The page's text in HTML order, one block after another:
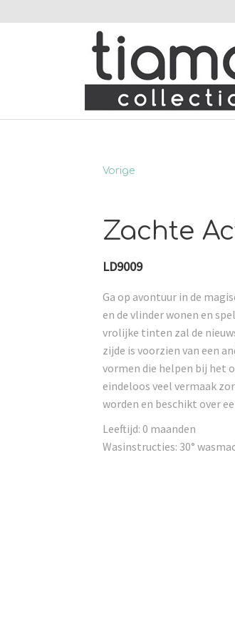
Vorige
Zachte
LD9009
Ga op avontuur in de
en de vlinder wonen en
vrolijke tinten zal de
zijde is voorzien van een
vormen die helpen bij het
eindeloos veel vermaak
worden en beschikt over
Leeftijd: 0 maanden
Wasinstructies: 30°